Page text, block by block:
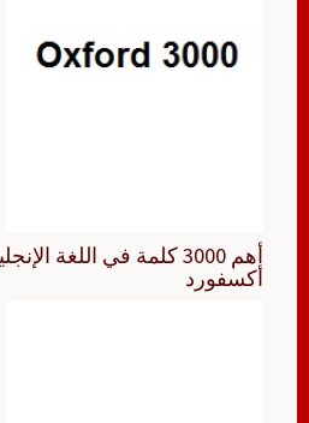
أهم 3000 كلمة في اللغة
أكسفورد